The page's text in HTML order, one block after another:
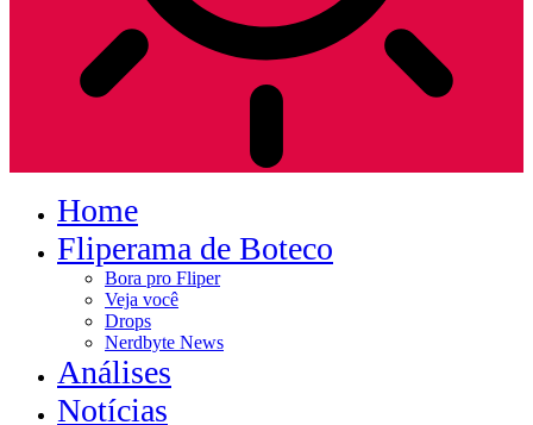
Home
Fliperama de Boteco
Bora pro Fliper
Veja você
Drops
Nerdbyte News
Análises
Notícias